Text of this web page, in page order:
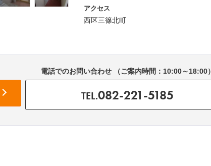
アクセス
西区三篠北町
電話でのお問い合わせ （ご案内時間：10:00～18:00）
TEL.082-221-5185